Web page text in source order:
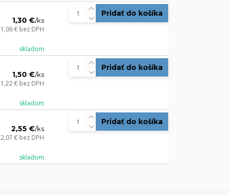
1,30 €/ks
1,06 € bez DPH
skladom
Pridať do košíka
1,50 €/ks
1,22 € bez DPH
skladom
Pridať do košíka
2,55 €/ks
2,07 € bez DPH
skladom
Pridať do košíka